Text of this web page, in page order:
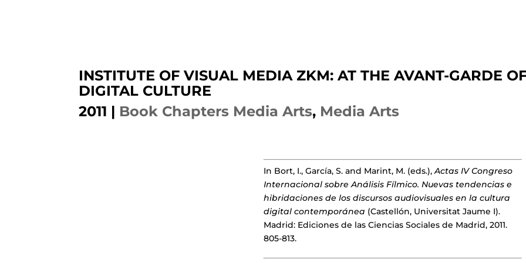
INSTITUTE OF VISUAL MEDIA ZKM: AT THE AVANT-GARDE
DIGITAL CULTURE
2011 | Book Chapters Media Arts, Media Arts
In Bort, I., García, S. and Marint, M. (eds.),Actas IV Congreso
Internacional sobre Análisis Fílmico. Nuevas tendencias e
hibridaciones de los discursos audiovisuales en la cultura
digital contemporánea (Castellón, Universitat Jaume I).
Madrid: Ediciones de las Ciencias Sociales de Madrid, 2011.
805-813.